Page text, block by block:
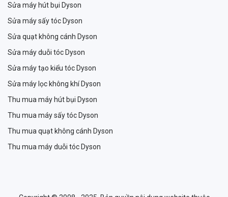
Sửa máy hút bụi Dyson
Sửa máy sấy tóc Dyson
Sửa quạt không cánh Dyson
Sửa máy duỗi tóc Dyson
Sửa máy tạo kiểu tóc Dyson
Sửa máy lọc không khí Dyson
Thu mua máy hút bụi Dyson
Thu mua máy sấy tóc Dyson
Thu mua quạt không cánh Dyson
Thu mua máy duỗi tóc Dyson